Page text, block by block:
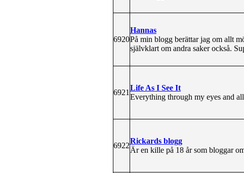
6920
Hannas
På min blogg berättar jag om allt
självklart om andra saker också.
6921
Life As I See It
Everything through my eyes and
6922
Rickards blogg
Är en kille på 18 år som bloggar